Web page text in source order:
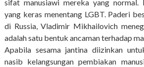
sifat manusiawi mereka yang normal.
yang keras menentang LGBT. Paderi
di Russia, Vladimir Mikhailovich
adalah satu bentuk ancaman terhadap
Apabila sesama jantina diizinkan
nasib kelangsungan pembiakan